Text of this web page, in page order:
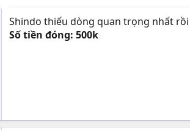
Shindo thiếu dòng quan trọng nhất rồi
Số tiền đóng: 500k